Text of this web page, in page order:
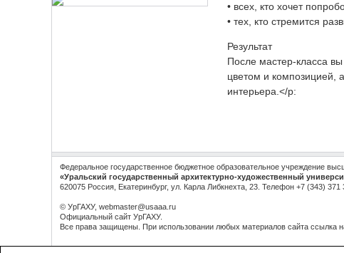
• всех, кто хочет
• тех, кто стремится
Результат
После мастер-класса
цветом и композицией,
интерьера.</p:
Федеральное государственное бюджетное образовательное учреждение
«Уральский государственный архитектурно-художественный
620075 Россия, Екатеринбург, ул. Карла Либкнехта, 23. Телефон +7 (343) 371
© УрГАХУ, webmaster@usaaa.ru
Официальный сайт УрГАХУ.
Все права защищены. При использовании любых материалов сайта ссылка